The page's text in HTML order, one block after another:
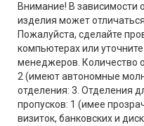
Внимание! В зависимости
изделия может
Пожалуйста, сделайте
компьютерах или
менеджеров. Количество
2 (имеют автономные
отделения: 3. Отделения
пропусков: 1 (имее
визиток, банковских и